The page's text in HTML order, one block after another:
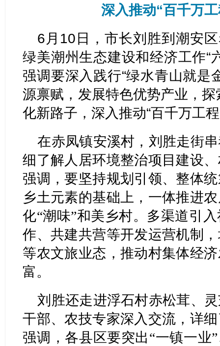
深入推动“百千万
6月10日，市长刘胜到潮安
绿美潮州生态建设和经济工作“
强调要深入践行“绿水青山就是
源禀赋，发展特色优势产业，探
化新路子，深入推动“百千万工
在赤凤镇安溪村，刘胜走街
细了解人居环境整治项目建设
强调，要坚持规划引领、整体
乡土元素的基础上，一体推进
化“潮味”和美乡村。多渠道引
作、共建共营等开发运营机制
等农文旅业态，推动村集体经
富。
刘胜还走进浮石村赤松茸、
干部、农技专家深入交流，详
强调，各县区要突出“一镇一业